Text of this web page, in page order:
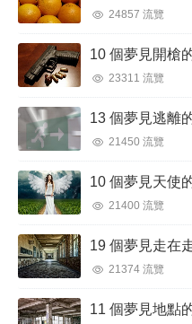
24857 流覽
23311 流覽
21450 流覽
21400 流覽
21374 流覽